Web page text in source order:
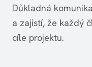
Důkladná
a zajistí, že každý
cíle projektu.